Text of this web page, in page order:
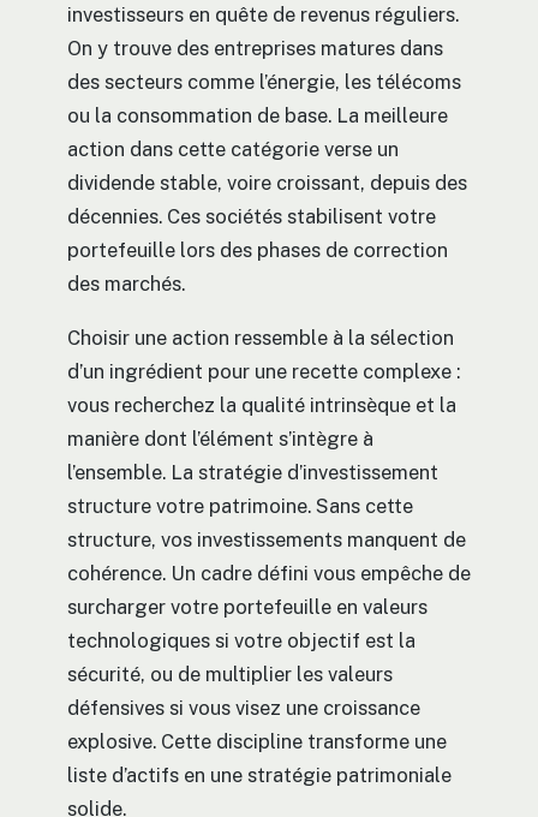
investisseurs en quête de revenus réguliers.
On y trouve des entreprises matures dans
des secteurs comme l’énergie, les télécoms
ou la consommation de base. La meilleure
action dans cette catégorie verse un
dividende stable, voire croissant, depuis des
décennies. Ces sociétés stabilisent votre
portefeuille lors des phases de correction
des marchés.
Choisir une action ressemble à la sélection
d’un ingrédient pour une recette complexe :
vous recherchez la qualité intrinsèque et la
manière dont l’élément s’intègre à
l’ensemble. La stratégie d’investissement
structure votre patrimoine. Sans cette
structure, vos investissements manquent de
cohérence. Un cadre défini vous empêche de
surcharger votre portefeuille en valeurs
technologiques si votre objectif est la
sécurité, ou de multiplier les valeurs
défensives si vous visez une croissance
explosive. Cette discipline transforme une
liste d’actifs en une stratégie patrimoniale
solide.